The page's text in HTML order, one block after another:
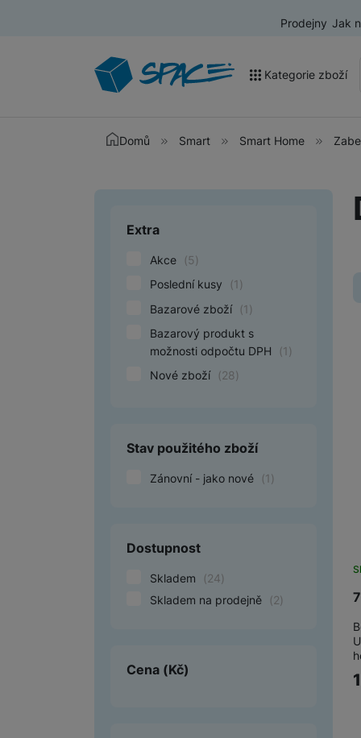
Prodejny Jak
Kategorie zboží
Akce a výprodej
Televize
Audio
Domácí spotřebiče
Tablety
Foto
Počítače a notebooky
Příslušenství
Dárkové poukázky iSpace
Domů Smart Smart Home
Upřesnit
Extra
Akce (5)
Poslední kusy
(1 )
Bazarové zboží (1 )
Bazarový produkt s
možnosti odpočtu DPH
(1 )
Nové zboží (28)
Stav použitého zboží
Zánovní - jako nové (1 )
Dostupnost
Skladem (24)
Skladem na prodejně
(2)
Cena (Kč)